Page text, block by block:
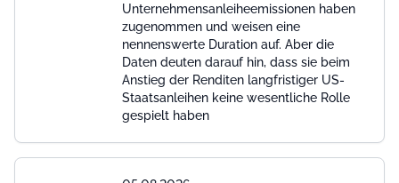
Unternehmensanleiheemissionen haben
zugenommen und weisen eine
nennenswerte Duration auf. Aber die
Daten deuten darauf hin, dass sie beim
Anstieg der Renditen langfristiger US-
Staatsanleihen keine wesentliche Rolle
gespielt haben